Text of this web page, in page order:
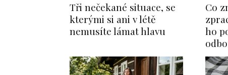
Tři nečekané situace, se
kterými si ani v létě
nemusíte lámat hlavu
Co
ho